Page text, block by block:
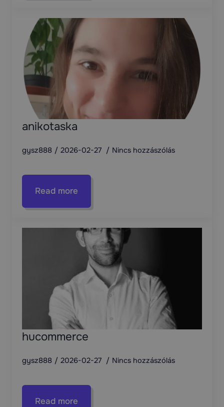
anikotaska
gysz888 2026-02-27 Nincs hozzászólás
Read more
hucommerce
gysz888 2026-02-27 Nincs hozzászólás
Read more